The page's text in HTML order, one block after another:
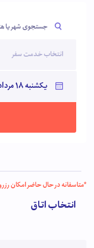
جستجوی شهر یا
انتخاب خدمت سفر
*متاسفانه در حال حاضر امکان
انتخاب اتاق